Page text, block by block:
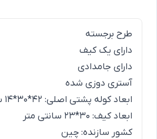
طرح برجسته
دارای یک کیف
دارای جامدادی
آستری دوزی شده
ابعاد کوله پشتی اصلی: 42*30*14 سانتی متر
ابعاد کیف: 30*23 سانتی متر
کشور سازنده: چین